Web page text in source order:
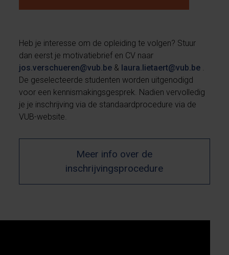
Heb je interesse om de opleiding te volgen? Stuur
dan eerst je motivatiebrief en CV naar
jos.verschueren@vub.be & laura.lietaert@vub.be .
De geselecteerde studenten worden uitgenodigd
voor een kennismakingsgesprek. Nadien vervolledig
je je inschrijving via de standaardprocedure via de
VUB-website.
Meer info over de
inschrijvingsprocedure